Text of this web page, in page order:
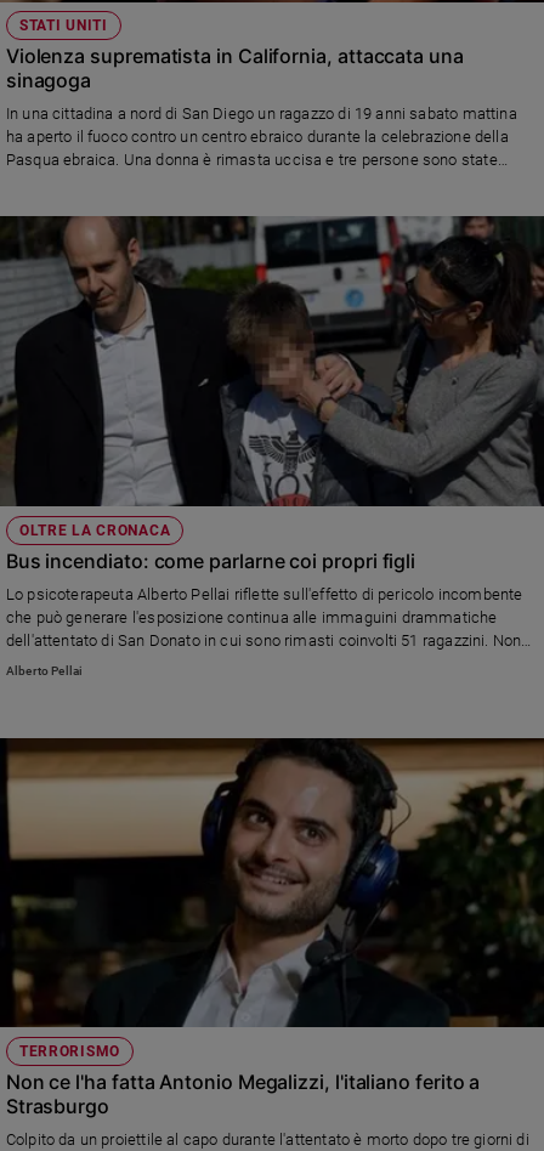
STATI UNITI
Violenza suprematista in California, attaccata una
sinagoga
In una cittadina a nord di San Diego un ragazzo di 19 anni sabato mattina
ha aperto il fuoco contro un centro ebraico durante la celebrazione della
Pasqua ebraica. Una donna è rimasta uccisa e tre persone sono state
OLTRE LA CRONACA
Bus incendiato: come parlarne coi propri figli
Lo psicoterapeuta Alberto Pellai riflette sull'effetto di pericolo incombente
che può generare l'esposizione continua alle immaguini drammatiche
dell'attentato di San Donato in cui sono rimasti coinvolti 51 ragazzini. Non
bisogna generalizzare e conservare nei figli un atteggiamento di fiducia.
Alberto Pellai
TERRORISMO
Non ce l'ha fatta Antonio Megalizzi, l'italiano ferito a
Strasburgo
Colpito da un proiettile al capo durante l'attentato è morto dopo tre giorni di